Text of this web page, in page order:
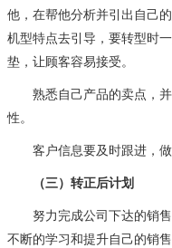
他，在帮他分析并引 出自己
机型特点去引导，要转型时
垫，让顾客容易接受。
熟悉自己产品的卖点，并
性。
客户信息要及时跟进，做
（三）转正后计划
努力完成公司下达的销售
不断的学习和提升自己的销